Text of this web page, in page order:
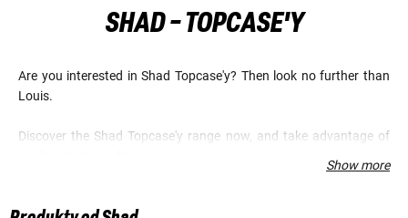
SHAD - TOPCASE'Y
Are you interested in Shad Topcase'y? Then look no further than
Louis.
Discover the Shad Topcase'y range now, and take advantage of
Show more